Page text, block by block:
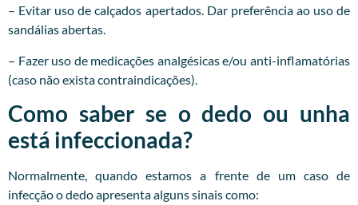
– Evitar uso de calçados apertados. Dar preferência ao uso de
sandálias abertas.
– Fazer uso de medicações analgésicas e/ou anti-inflamatórias
(caso não exista contraindicações).
Como saber se o dedo ou unha
está infeccionada?
Normalmente, quando estamos a frente de um caso de
infecção o dedo apresenta alguns sinais como: